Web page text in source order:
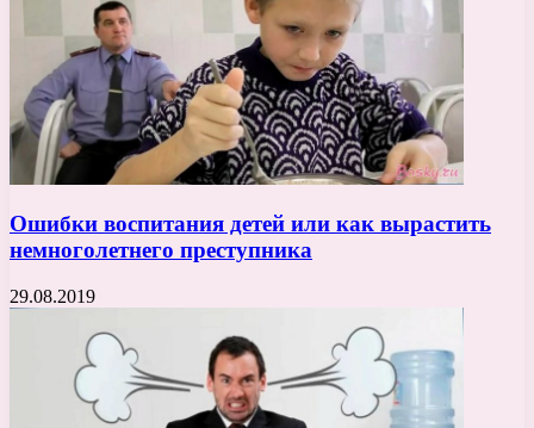
Ошибки воспитания детей или как вырастить
немноголетнего преступника
29.08.2019